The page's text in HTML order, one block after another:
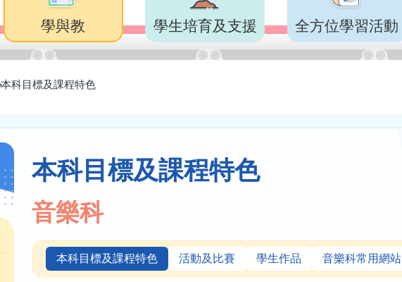
學與教 學生培育及支援 全方位學習活動
本科目標及課程特色
本科目標及課程特色
音樂科
本科目標及課程特色 活動及比賽 學生作品 音樂科常用網站